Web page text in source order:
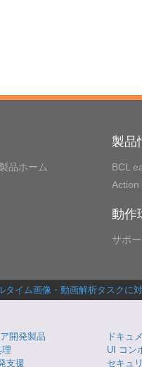
品ホーム
製品
BCL
Action
動作
サポ
タイム画像・動画解析タスクに
開発製品
支援
ドキュ
UI コン
セキュ